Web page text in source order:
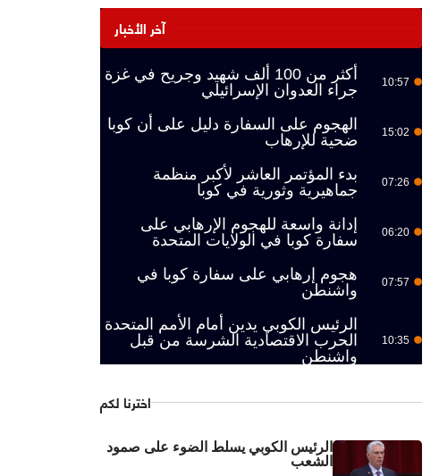
آخر الأخبار
10:57
أكثر من 100 ألف شهيد وجريح في غزة
جراء العدوان الإسرائيلي
15:02
الهجوم على السفارة دليل على أن كوبا
ضحية للإرهاب
07:26
بدء المؤتمر العاشر لأكبر منظمة
جماهيرية وثورية في كوبا
06:20
إدانة واسعة للهجوم الإرهابي على
سفارة كوبا في الولايات المتحدة
07:57
هجوم إرهابي على سفارة كوبا في
واشنطن
10:35
الرئيس الكوبي يدين أمام الأمم المتحدة
الحرب الاقتصادية الشرسة من قبل
واشنطن
اخترنا لكم
الرئيس الكوبي يسلط الضوء على صمود
الشعب